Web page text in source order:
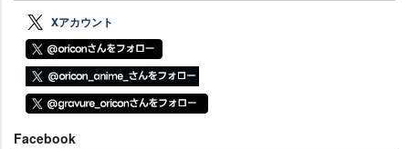
Xアカウント
Facebook